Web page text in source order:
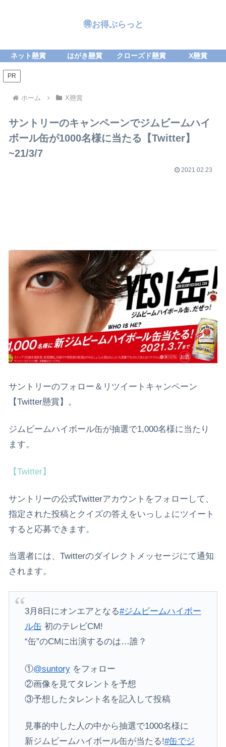
🉐お得ぷらっと
ネット懸賞 はがき懸賞 クローズド懸賞 X懸賞
PR
ホーム X懸賞
サントリーのキャンペーンでジムビームハイ
ボール缶が1000名様に当たる【Twitter】
~21/3/7
2021.02.23
サントリーのフォロー＆リツイートキャンペーン
【Twitter懸賞】。
ジムビームハイボール缶が抽選で1,000名様に当たり
ます。
【Twitter】
サントリーの公式Twitterアカウントをフォローして、
指定された投稿とクイズの答えをいっしょにツイート
すると応募できます。
当選者には、Twitterのダイレクトメッセージにて通知
されます。
3月8日にオンエアとなる#ジムビームハイボー
ル缶初のテレビCM!
“缶”のCMに出演するのは…誰？
①@suntoryをフォロー
②画像を見てタレントを予想
③予想したタレント名を記入して投稿
見事的中した人の中から抽選で1000名様に
新ジムビームハイボール缶が当たる!#缶でジ